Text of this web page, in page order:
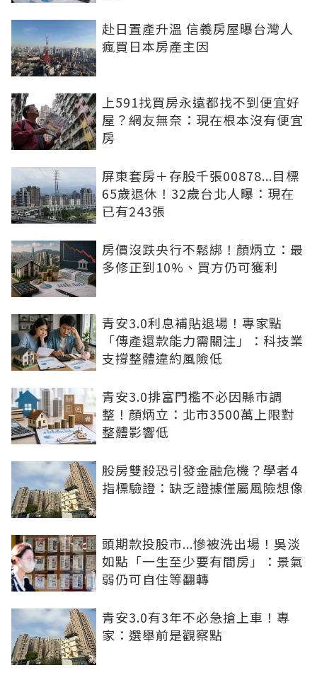
赴日置產升溫 信義房屋曝台灣人
瘋買日本房產主因
上591找買房永遠都找不到便宜好
屋？網友無奈：現在根本沒有便宜
房
屏東套房＋存股千張00878...目標
65歲退休！32歲台北人曝：現在
已有243張
房價沒跌央行不鬆綁！顏炳立：最
多修正到10%、買方仍可獲利
青安3.0利息補貼退場！專家點
「傳產還款能力需關注」：科技業
支撐整體違約風險低
青安3.0排富門檻不必因縣市調
整！顏炳立：北市3500萬上限對
整體影響低
股房雙殺恐引發金融危機？學者4
指標驗證：缺乏證據僅屬風險想像
頭期款投股市...慘被洗出場！吳淡
如點「一生至少要有間房」：景氣
弱仍可自住等翻轉
青安3.0有3年不必急搶上車！專
家：選舉前是觀察點